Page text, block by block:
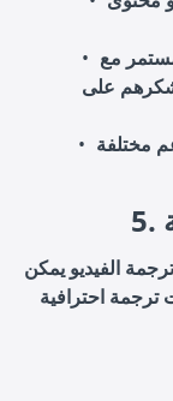
مع
على
مختلفة
الفيديو يمكن
احترافية